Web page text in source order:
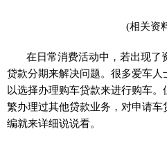
(相关资
在日常消费活动中，若出现了
贷款分期来解决问题。很多爱车
以选择办理购车贷款来进行购车
繁办理过其他贷款业务，对申请
编就来详细说说看。